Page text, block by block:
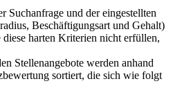
Suchanfrage und der eingestellten
Beschäftigungsart und Gehalt)
harten Kriterien nicht erfüllen,
Stellenangebote werden anhand
sortiert, die sich wie folgt